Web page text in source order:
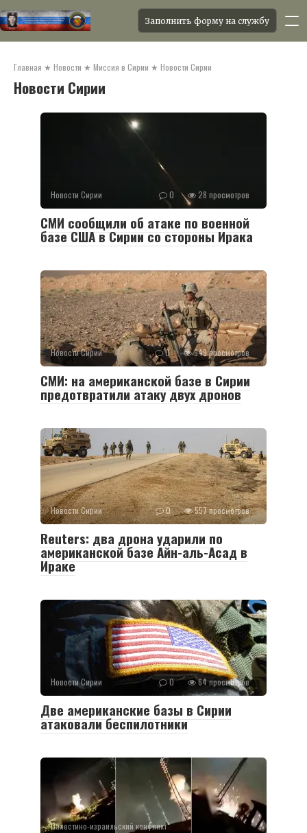
Заполнить форму на службу
Главная ★ Новости ★ Миссия в Сирии ★ Новости Сирии
Новости Сирии
Новости Сирии 0 28 просмотров
СМИ сообщили об атаке по военной
базе США в Сирии со стороны Ирака
Новости Сирии 0 949 просмотров
СМИ: на американской базе в Сирии
предотвратили атаку двух дронов
Новости Сирии 0 557 просмотров
Reuters: два дрона ударили по
американской базе Айн-аль-Асад в
Ираке
Новости Сирии 0 64 просмотров
Две американские базы в Сирии
атаковали беспилотники
Палестино-израильский конфликт